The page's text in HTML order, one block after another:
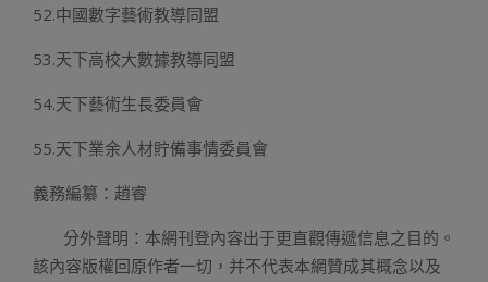
52.中國數字藝術教導同盟
53.天下高校大數據教導同盟
54.天下藝術生長委員會
55.天下業余人材貯備事情委員會
義務編纂：趙睿
分外聲明： 本網刊登內容出于更直觀傳遞信息之目的。
該內容版權回原作者一切，并不代表本網贊成其概念以及